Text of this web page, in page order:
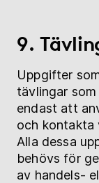
9.
Uppgifter
tävlingar
endast att
och kontakta
Alla dessa
behövs för
av handels-